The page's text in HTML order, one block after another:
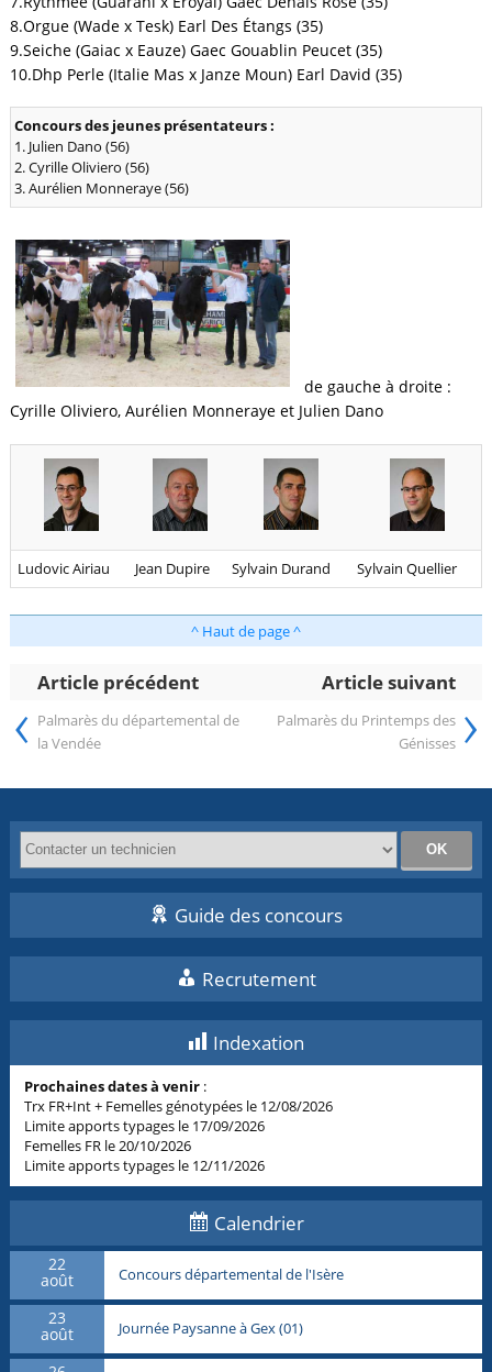
8.Orgue (Wade x Tesk) Earl Des Étangs (35)
9.Seiche (Gaiac x Eauze) Gaec Gouablin Peucet (35)
10.Dhp Perle (Italie Mas x Janze Moun) Earl David (35)
Concours des jeunes présentateurs :
1. Julien Dano (56)
2. Cyrille Oliviero (56)
3. Aurélien Monneraye (56)
de gauche à droite :
Cyrille Oliviero, Aurélien Monneraye et Julien Dano
Ludovic Airiau Jean Dupire Sylvain Durand Sylvain Quellier
^ Haut de page ^
Article précédent Article suivant
‹ Palmarès du départemental de
la Vendée
Palmarès du Printemps des
Génisses ›
Guide des concours
Recrutement
Indexation
Prochaines dates à venir :
Trx FR+Int + Femelles génotypées le 12/08/2026
Limite apports typages le 17/09/2026
Femelles FR le 20/10/2026
Limite apports typages le 12/11/2026
Calendrier
22
août Concours départemental de l'Isère
23
août Journée Paysanne à Gex (01)